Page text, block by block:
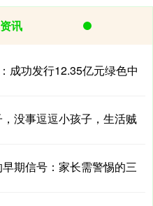
讯
成功发行12.35亿元绿色中
没事逗逗小孩子，生活贼
期信号：家长需警惕的三